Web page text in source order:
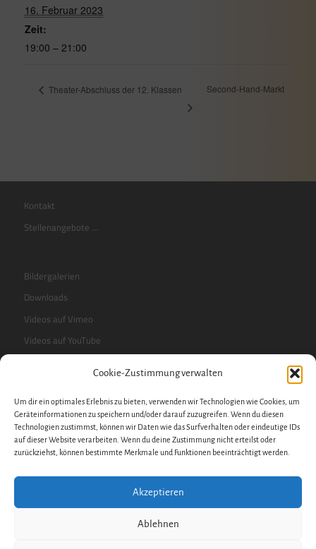
Cookie-Zustimmung verwalten
Um dir ein optimales Erlebnis zu bieten, verwenden wir Technologien wie Cookies, um
Geräteinformationen zu speichern und/oder darauf zuzugreifen. Wenn du diesen
Technologien zustimmst, können wir Daten wie das Surfverhalten oder eindeutige IDs
auf dieser Website verarbeiten. Wenn du deine Zustimmung nicht erteilst oder
zurückziehst, können bestimmte Merkmale und Funktionen beeinträchtigt werden.
Akzeptieren
Ablehnen
16. Februar 2023
Zeit:
19:00 – 21:00
Theater-Abschluss der 12. Klassen Second-Hand-Markt
Kontakt
Stellenangebote …
Bildergalerien
Downloads
Videos auf Vimeo
Videos auf YouTube
Sidebar
Impressum
Datenschutzerklärung